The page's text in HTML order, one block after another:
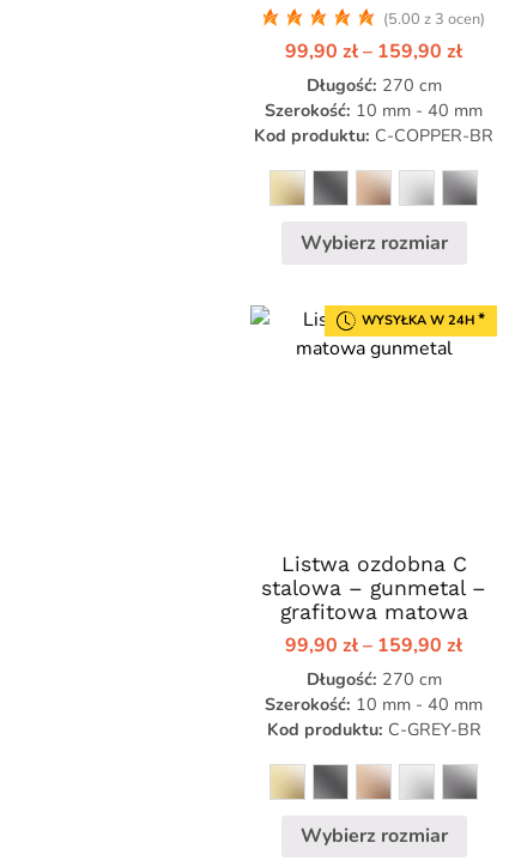
(5.00 z 3 ocen)
99,90 zł– 159,90 złZakres
99,90
do
Długość: 270 cm
Szerokość: 10 mm - 40 mm
Kod produktu: C-COPPER-BR
Wybierz rozmiar
wiele
wariantów.
Opcje
można
wybrać
na
stronie
WYSYŁKA W 24H *
Listwa ozdobna C
stalowa – gunmetal –
grafitowa matowa
99,90 zł– 159,90 złZakres
99,90
do
Długość: 270 cm
Szerokość: 10 mm - 40 mm
Kod produktu: C-GREY-BR
Wybierz rozmiar
Ten
produkt
ma
wiele
wariantów.
Opcje
można
wybrać
na
stronie
produktu